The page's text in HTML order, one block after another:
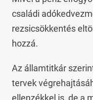
családi
rezsicsökkentés
hozzá.
Az államtitkár
tervek
ellenzékkel is, de a